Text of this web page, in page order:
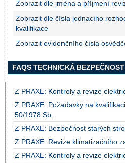
Zobrazit dle jména a příjmení
Zobrazit dle čísla jednacího
kvalifikace
Zobrazit evidenčního čísla
FAQS TECHNICKÁ BEZPEČNOST
Z PRAXE: Kontroly a revize
Z PRAXE: Požadavky na
50/1978 Sb.
Z PRAXE: Bezpečnost starých
Z PRAXE: Revize klimatizačního
Z PRAXE: Kontroly a revize